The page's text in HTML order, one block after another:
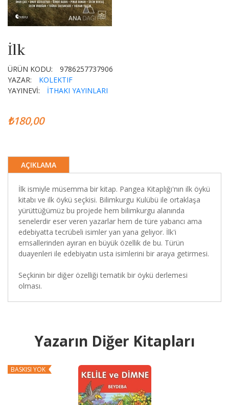
İlk
ÜRÜN KODU:
9786257737906
YAZAR:
KOLEKTIF
YAYINEVİ:
İTHAKI YAYINLARI
₺180,00
AÇIKLAMA
İlk ismiyle müsemma bir kitap. Pangea Kitaplığı'nın ilk öykü
kitabı ve ilk öykü seçkisi. Bilimkurgu Kulübü ile ortaklaşa
yürüttüğümüz bu projede hem bilimkurgu alanında
senelerdir eser veren yazarlar hem de türe yabancı ama
edebiyatta tecrübeli isimler yan yana geliyor. İlk'i
emsallerinden ayıran en büyük özellik de bu. Türün
duayenleri ile edebiyatın usta isimlerini bir araya getirmesi.
Seçkinin bir diğer özelliği tematik bir öykü derlemesi
olması.
Yazarın Diğer Kitapları
BASKISI YOK